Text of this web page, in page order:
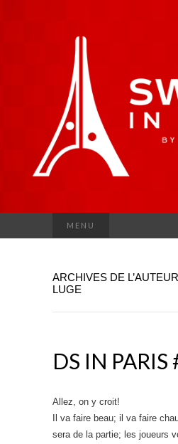
MENU
ARCHIVES DE
LUGE
DS IN PARIS
Allez, on y croit!
Il va faire beau; il va faire
sera de la partie; les joueurs